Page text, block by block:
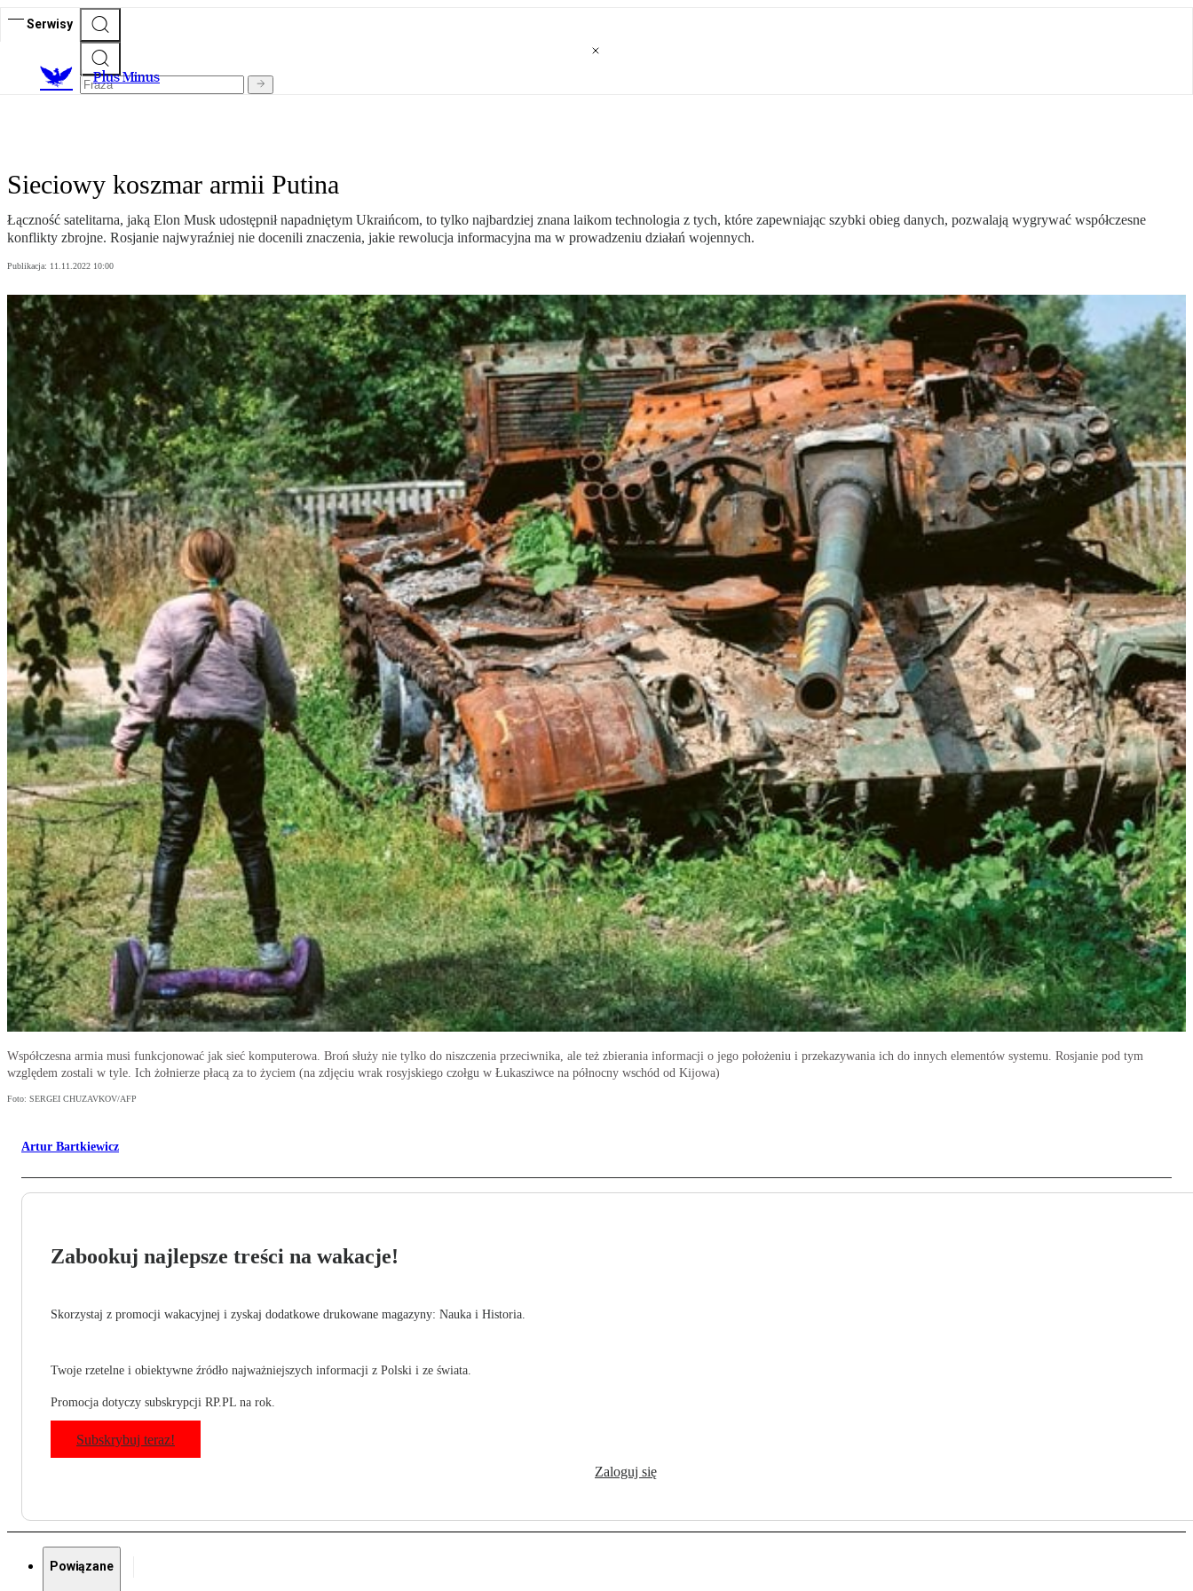
Serwisy
Plus Minus
Sieciowy koszmar armii Putina
Łączność satelitarna, jaką Elon Musk udostępnił napadniętym Ukraińcom, to tylko najbardziej znana laikom technologia z tych, które zapewniając szybki obieg danych, pozwalają wygrywać współczesne
konflikty zbrojne. Rosjanie najwyraźniej nie docenili znaczenia, jakie rewolucja informacyjna ma w prowadzeniu działań wojennych.
Publikacja: 11.11.2022 10:00
Współczesna armia musi funkcjonować jak sieć komputerowa. Broń służy nie tylko do niszczenia przeciwnika, ale też zbierania informacji o jego położeniu i przekazywania ich do innych elementów systemu. Rosjanie pod tym
względem zostali w tyle. Ich żołnierze płacą za to życiem (na zdjęciu wrak rosyjskiego czołgu w Łukasziwce na północny wschód od Kijowa)
Foto: SERGEI CHUZAVKOV/AFP
Artur Bartkiewicz
Zabookuj najlepsze treści na wakacje!
Skorzystaj z promocji wakacyjnej i zyskaj dodatkowe drukowane magazyny: Nauka i Historia.
Twoje rzetelne i obiektywne źródło najważniejszych informacji z Polski i ze świata.
Promocja dotyczy subskrypcji RP.PL na rok.
Subskrybuj teraz!
Zaloguj się
Powiązane